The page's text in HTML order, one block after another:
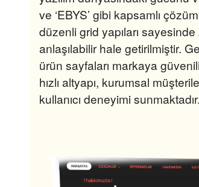
ve ‘EBYS’ gibi kapsamlı
düzenli grid yapıları
anlaşılabilir hale getirilmiştir.
ürün sayfaları markaya
hızlı altyapı, kurumsal
kullanıcı deneyimi sunmaktadır.